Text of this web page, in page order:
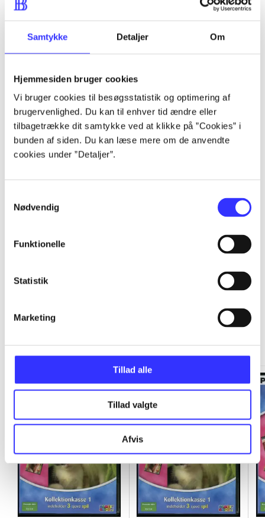
Samtykke Detaljer Om
Hjemmesiden bruger cookies
Vi bruger cookies til besøgsstatistik og optimering af
brugervenlighed. Du kan til enhver tid ændre eller
tilbagetrække dit samtykke ved at klikke på ”Cookies” i
bunden af siden. Du kan læse mere om de anvendte
cookies under ”Detaljer”.
Nødvendig
Funktionelle
Statistik
Marketing
Tillad alle
Tillad valgte
Afvis
Alle registrerede artikler fordelt på udgivelser
...
...
...
Jeg elsker dyr kollektionkasse